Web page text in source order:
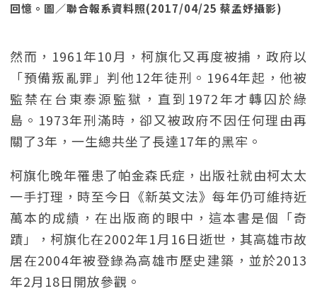
回憶。圖／聯合報系資料照(2017/04/25 蔡孟妤攝影)
然而，1961年10月，柯旗化又再度被捕，政府以
「預備叛亂罪」判他12年徒刑。1964年起，他被
監禁在台東泰源監獄，直到1972年才轉囚於綠
島。1973年刑滿時，卻又被政府不因任何理由再
關了3年，一生總共坐了長達17年的黑牢。
柯旗化晚年罹患了帕金森氏症，出版社就由柯太太
一手打理，時至今日《新英文法》每年仍可維持近
萬本的成績，在出版商的眼中，這本書是個「奇
蹟」，柯旗化在2002年1月16日逝世，其高雄市故
居在2004年被登錄為高雄市歷史建築，並於2013
年2月18日開放參觀。